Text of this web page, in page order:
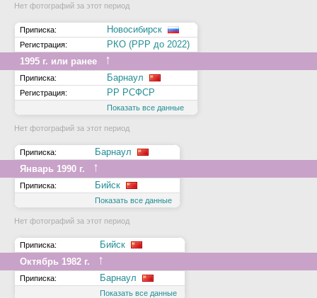
Нет фотографий за этот период
Приписка: Новосибирск
Регистрация:
РКО (РРР до 2022)
1995 г. или ранее
↑
Приписка: Барнаул
Регистрация: РР РСФСР
Показать все данные
Нет фотографий за этот период
Приписка:
Барнаул
Январь 1990 г.
↑
Приписка: Бийск
Показать все данные
Нет фотографий за этот период
Приписка:
Бийск
Октябрь 1982 г.
↑
Приписка: Барнаул
Показать все данные